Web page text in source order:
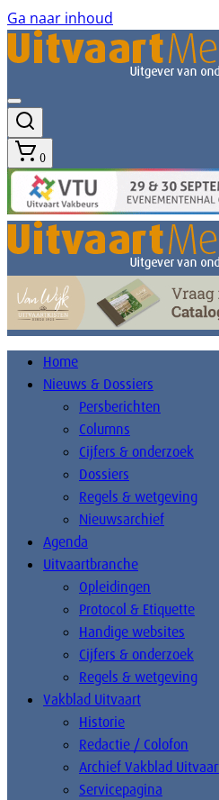
Ga naar inhoud
0
Home
Nieuws & Dossiers
Persberichten
Columns
Cijfers & onderzoek
Dossiers
Regels & wetgeving
Nieuwsarchief
Agenda
Uitvaartbranche
Opleidingen
Protocol & Etiquette
Handige websites
Cijfers & onderzoek
Regels & wetgeving
Vakblad Uitvaart
Historie
Redactie / Colofon
Archief Vakblad
Servicepagina